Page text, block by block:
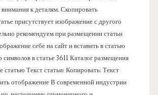
внимания к деталям. Скопировать
присутствует изображение с другого
рекомендуем при размещении статьи
себе на сайт и вставить в статью
символов в статье 3611 Каталог размещения
статью Текст статьи: Копировать: Текст
отображение В современной индустрии